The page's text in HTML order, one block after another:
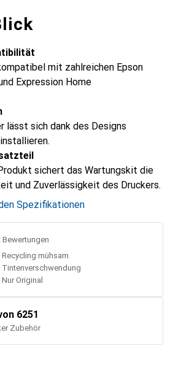
mit zahlreichen Epson
Expression Home
lässt sich dank des Designs
sichert das Wartungskit die
und Zuverlässigkeit des Druckers.
Spezifikationen
Bewertungen
Recycling mühsam
Tintenverschwendung
Nur Original
6251
Zubehör